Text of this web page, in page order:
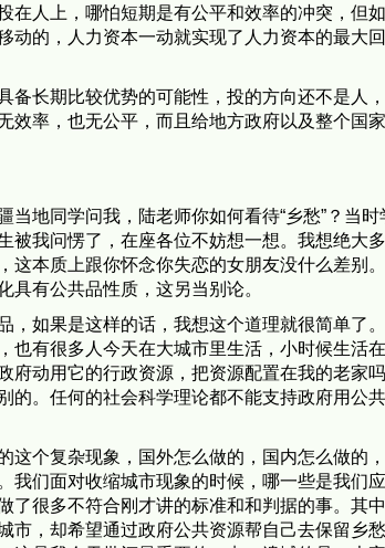
在人上，哪怕短期是有公平和效率的冲突，但
的，人力资本一动就实现了人力资本的最大回
备长期比较优势的可能性，投的方向还不是人
效率，也无公平，而且给地方政府以及整个国
地同学问我，陆老师你如何看待“乡愁”？当时
我问愣了，在座各位不妨想一想。我想绝大多
这本质上跟你怀念你失恋的女朋友没什么差别
有公共品性质，这另当别论。
，如果是这样的话，我想这个道理就很简单了
也有很多人今天在大城市里生活，小时候生活
府动用它的行政资源，把资源配置在我的老家
的。任何的社会科学理论都不能支持政府用公
这个复杂现象，国外怎么做的，国内怎么做的
我们面对收缩城市现象的时候，哪一些是我们
了很多不符合刚才讲的标准和和判据的事。其
市，却希望通过政府公共资源帮自己去保留乡